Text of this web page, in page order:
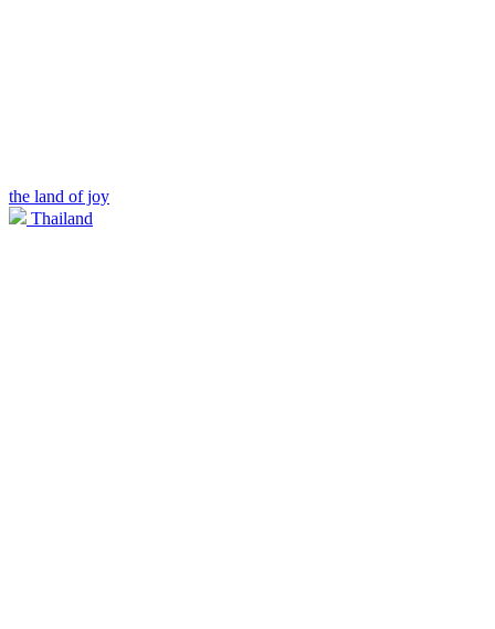
the land of joy
Thailand